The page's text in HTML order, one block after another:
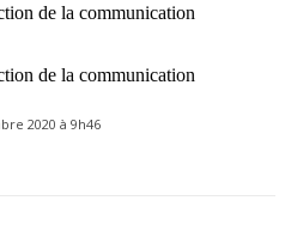
de la communication
de la communication
2020 à 9h46